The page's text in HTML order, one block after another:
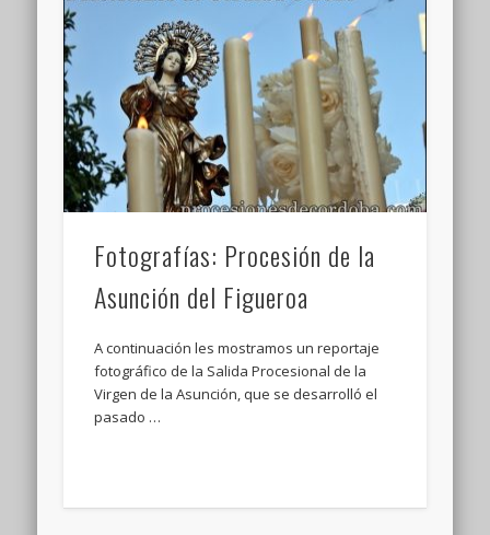
Fotografías: Procesión de la
Asunción del Figueroa
A continuación les mostramos un reportaje
fotográfico de la Salida Procesional de la
Virgen de la Asunción, que se desarrolló el
pasado …